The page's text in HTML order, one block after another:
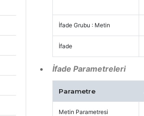
İfade Grubu : Metin
İfade
İfade Parametreleri
Parametre
Metin Parametresi